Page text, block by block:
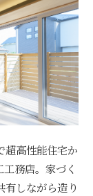
超高性能住宅か
務店。家づく
有しながら造り